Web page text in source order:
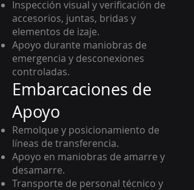
Inspección visual y verificación de
accesorios, juntas, bridas y
elementos de izaje.
Apoyo durante maniobras de
emergencia y desconexiones
controladas.
Embarcaciones de
Apoyo
Remolque y posicionamiento de
líneas de transferencia.
Apoyo en maniobras de amarre y
desamarre.
Transporte de personal técnico y